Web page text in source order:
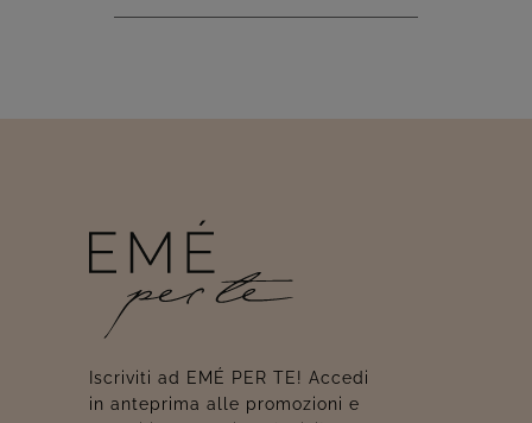
Iscriviti ad EMÉ PER TE! Accedi
in anteprima alle promozioni e